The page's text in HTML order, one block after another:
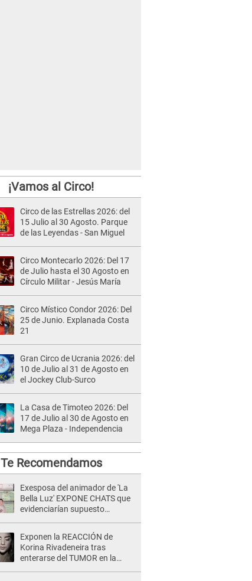
¡Vamos al Circo!
Circo de las Estrellas 2026: del
15 Julio al 30 Agosto. Parque
de las Leyendas - San Miguel
Circo Montecarlo 2026: Del 17
de Julio hasta el 30 Agosto en
Círculo Militar - Jesús María
Circo Místico Condor 2026: Del
25 de Junio. Explanada Costa
21
Gran Circo de Ucrania 2026: del
10 de Julio al 31 de Agosto en
el Jockey Club-Surco
La Casa de Timoteo 2026: Del
17 de Julio al 30 de Agosto en
Mega Plaza - Independencia
Te Recomendamos
Exesposa del animador de 'La
Bella Luz' EXPONE CHATS que
evidenciarían supuesto
Saldaña, pese a tener pareja
Exponen la REACCIÓN de
Korina Rivadeneira tras
enterarse del TUMOR en la